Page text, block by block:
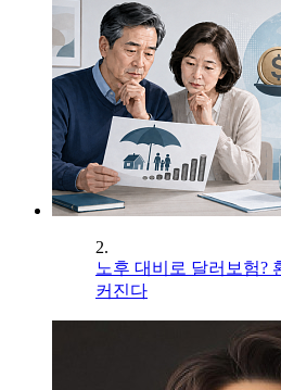
2.
노후 대비로 달러보험?
커진다